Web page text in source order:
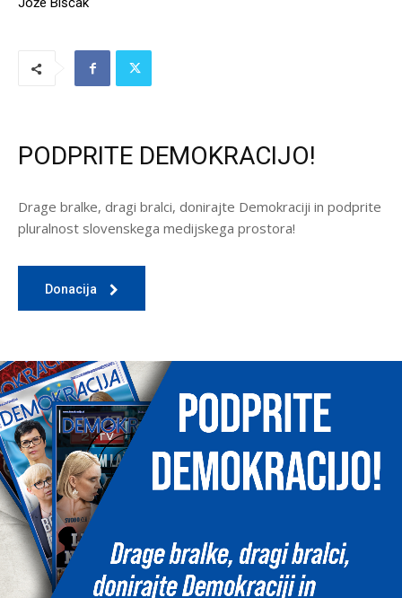
PODPRITE DEMOKRACIJO!
Drage bralke, dragi bralci, donirajte Demokraciji in podprite
pluralnost slovenskega medijskega prostora!
Donacija